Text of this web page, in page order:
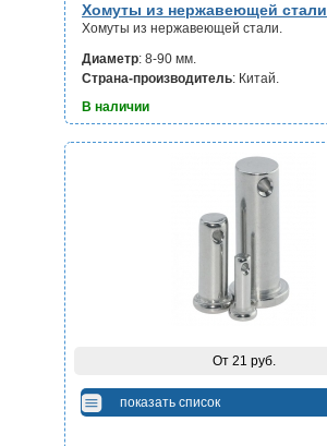
Хомуты из нержавеющей стали
Хомуты из нержавеющей стали.
Диаметр: 8-90 мм.
Страна-производитель: Китай.
В наличии
От 21 руб.
показать список